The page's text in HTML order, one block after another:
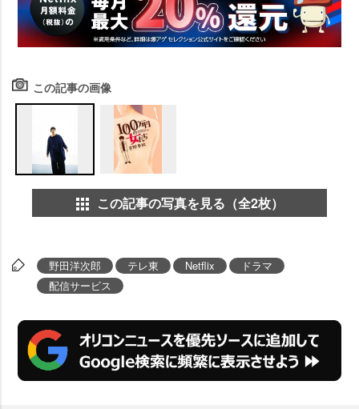
この記事の画像
この記事の写真を見る（全2枚）
野田洋次郎 テレ東 Netflix
ドラマ
配信サービス